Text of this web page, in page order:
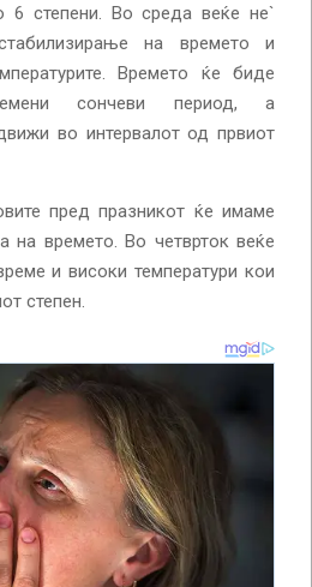
степени. Во среда веќе не`
на времето и
Времето ќе биде
сончеви период, а
во интервалот од првиот
пред празникот ќе имаме
на времето. Во четврток веќе
и високи температури кои
степен.